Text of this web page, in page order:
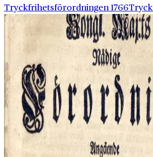
Tryckfrihetsförordningen 1766